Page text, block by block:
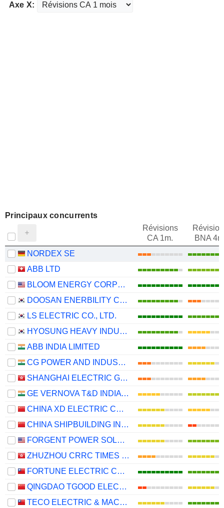
Axe X:
Principaux concurrents
Révisions
CA 1m.
BNA
NORDEX SE
ABB LTD
BLOOM ENERGY CORPORATION
DOOSAN ENERBILITY CO., LTD.
LS ELECTRIC CO., LTD.
HYOSUNG HEAVY INDUSTRIES CORPORATION
ABB INDIA LIMITED
CG POWER AND INDUSTRIAL SOLUTIONS LIMITED
SHANGHAI ELECTRIC GROUP COMPANY LIMITED
GE VERNOVA T&D INDIA LIMITED
CHINA XD ELECTRIC CO., LTD
CHINA SHIPBUILDING INDUSTRY GROUP POWER CO., LTD.
FORGENT POWER SOLUTIONS, INC.
ZHUZHOU CRRC TIMES ELECTRIC CO., LTD.
FORTUNE ELECTRIC CO., LTD.
QINGDAO TGOOD ELECTRIC CO., LTD.
TECO ELECTRIC & MACHINERY CO., LTD.